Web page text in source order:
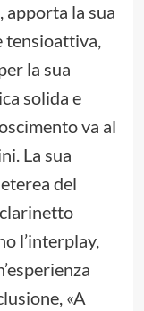
apporta la sua
tensioattiva,
la sua
solida e
va al
La sua
del
l’interplay,
«A